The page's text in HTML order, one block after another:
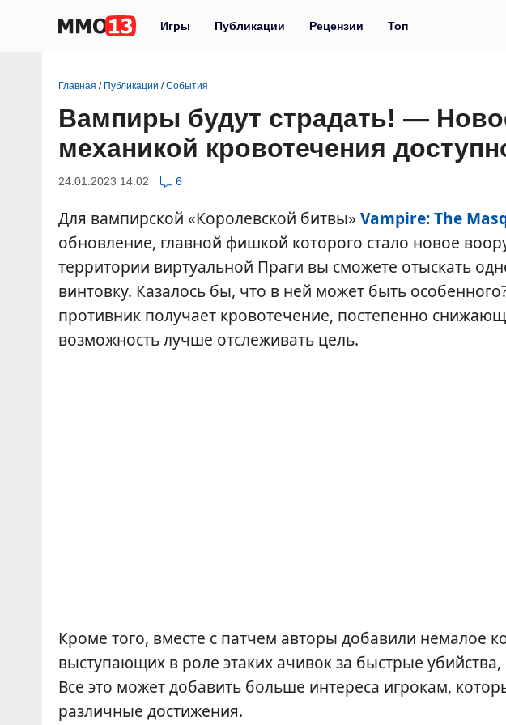
Игры Публикации Рецензии Топ
Главная / Публикации /События
Вампиры будут страдать! —
механикой кровотечения
24.01.2023 14:02 6
Для вампирской «Королевской битвы» Vampire: The
обновление, главной фишкой которого стало новое
территории виртуальной Праги вы сможете отыскать
винтовку. Казалось бы, что в ней может быть
противник получает кровотечение, постепенно
возможность лучше отслеживать цель.
Кроме того, вместе с патчем авторы добавили немалое
выступающих в роле этаких ачивок за быстрые
Все это может добавить больше интереса игрокам,
различные достижения.